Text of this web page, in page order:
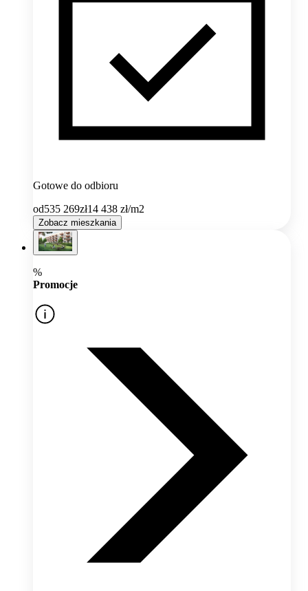
Gotowe do odbioru
od535 269zł14 438 zł/m2
Zobacz mieszkania
%
Promocje